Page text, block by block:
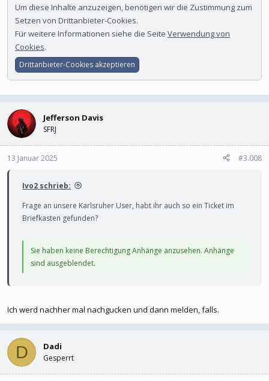
Um diese Inhalte anzuzeigen, benötigen wir die Zustimmung zum
Setzen von Drittanbieter-Cookies.
Für weitere Informationen siehe die Seite Verwendung von
Cookies.
Drittanbieter-Cookies akzeptieren
Jefferson Davis
SFRJ
13 Januar 2025 #3.008
Ivo2 schrieb:
Frage an unsere Karlsruher User, habt ihr auch so ein Ticket im
Briefkasten gefunden?
Sie haben keine Berechtigung Anhänge anzusehen. Anhänge
sind ausgeblendet.
Ich werd nachher mal nachgucken und dann melden, falls.
D Dadi
Gesperrt